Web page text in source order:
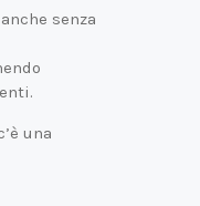
senza
una